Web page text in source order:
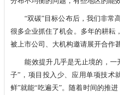
“双碳”目标公布后，我们非常
很多企业抓住了机会。多年的耕耘
被上市公司、大机构邀请展开合作
能效提升几乎是无止境的，一
子”，项目投入少、应用单项技术
鲜”就能“吃遍天”。随着时间的推